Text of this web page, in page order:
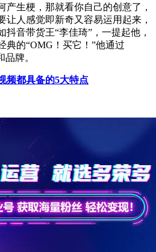
产生梗，那就看你自己的创意了，
让人感觉即新奇又容易运用起来，
音带货王“李佳琦”，一提起他，
典的“OMG！买它！”他通过
牌。
频都具备的5大特点